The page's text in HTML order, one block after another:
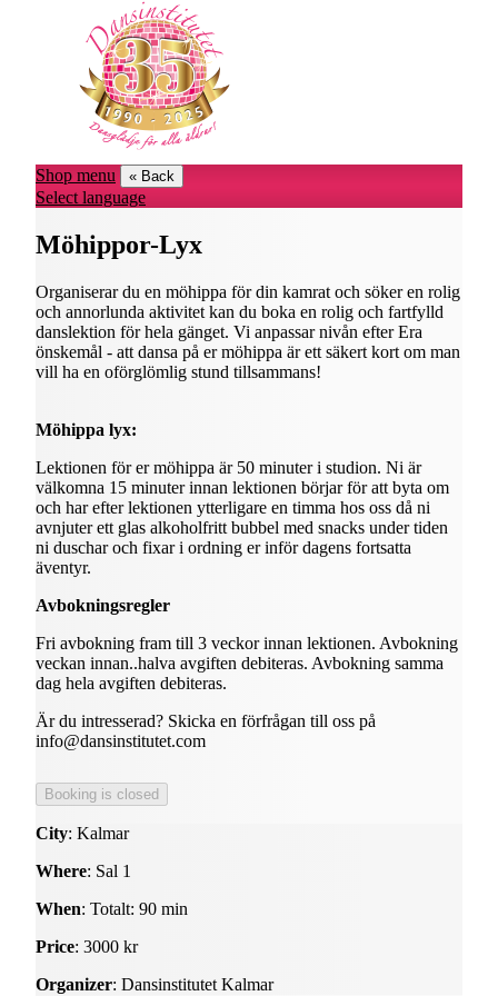
Shop menu « Back
Select language
Möhippor-Lyx
Organiserar du en möhippa för din kamrat och söker en rolig
och annorlunda aktivitet kan du boka en rolig och fartfylld
danslektion för hela gänget. Vi anpassar nivån efter Era
önskemål - att dansa på er möhippa är ett säkert kort om man
vill ha en oförglömlig stund tillsammans!
Möhippa lyx:
Lektionen för er möhippa är 50 minuter i studion. Ni är
välkomna 15 minuter innan lektionen börjar för att byta om
och har efter lektionen ytterligare en timma hos oss då ni
avnjuter ett glas alkoholfritt bubbel med snacks under tiden
ni duschar och fixar i ordning er inför dagens fortsatta
äventyr.
Avbokningsregler
Fri avbokning fram till 3 veckor innan lektionen. Avbokning
veckan innan..halva avgiften debiteras. Avbokning samma
dag hela avgiften debiteras.
Är du intresserad? Skicka en förfrågan till oss på
info@dansinstitutet.com
City: Kalmar
Where: Sal 1
When: Totalt: 90 min
Price: 3000 kr
Organizer: Dansinstitutet Kalmar